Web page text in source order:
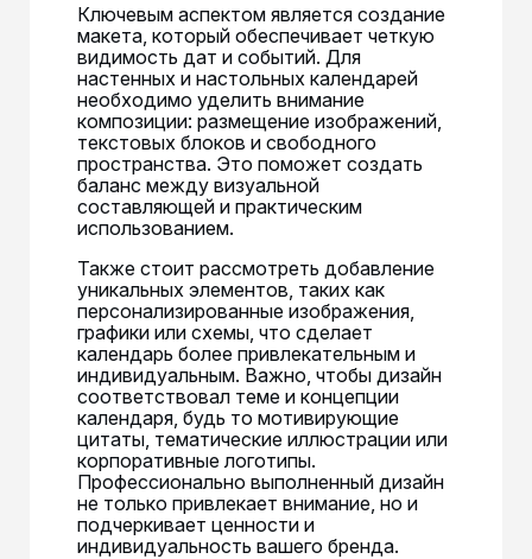
Ключевым аспектом является создание
макета, который обеспечивает четкую
видимость дат и событий. Для
настенных и настольных календарей
необходимо уделить внимание
композиции: размещение изображений,
текстовых блоков и свободного
пространства. Это поможет создать
баланс между визуальной
составляющей и практическим
использованием.
Также стоит рассмотреть добавление
уникальных элементов, таких как
персонализированные изображения,
графики или схемы, что сделает
календарь более привлекательным и
индивидуальным. Важно, чтобы дизайн
соответствовал теме и концепции
календаря, будь то мотивирующие
цитаты, тематические иллюстрации или
корпоративные логотипы.
Профессионально выполненный дизайн
не только привлекает внимание, но и
подчеркивает ценности и
индивидуальность вашего бренда.